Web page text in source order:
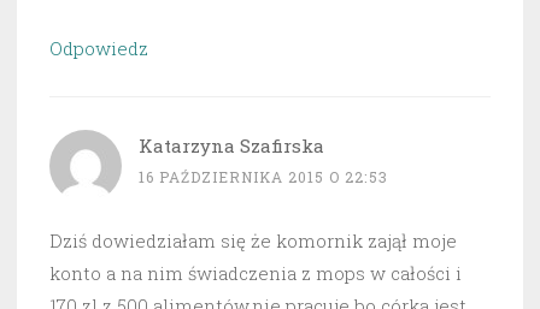
Odpowiedz
Katarzyna Szafirska
16 PAŹDZIERNIKA 2015 O 22:53
Dziś dowiedziałam się że komornik zajął moje
konto a na nim świadczenia z mops w całości i